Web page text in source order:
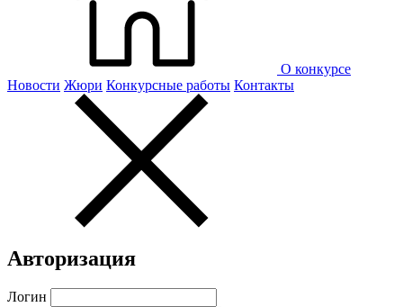
О конкурсе
Новости Жюри Конкурсные работы Контакты
Авторизация
Логин